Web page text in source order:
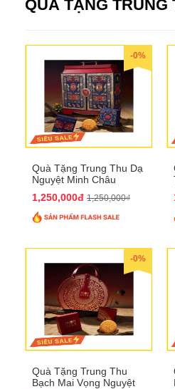
QUÀ TẶNG TRUNG
-0%
Quà Tặng Trung Thu Dạ
Nguyệt Minh Châu
1,250,000đ 1,250,000₫
-0%
Quà Tặng Trung Thu
Bạch Mai Vọng Nguyệt